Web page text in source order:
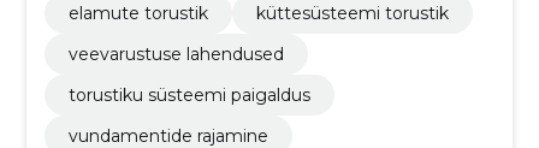
elamute torustik
küttesüsteemi torustik
veevarustuse lahendused
torustiku süsteemi paigaldus
vundamentide rajamine